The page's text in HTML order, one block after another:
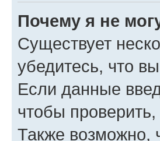
Почему я не
Существует
убедитесь, что
Если данные
чтобы
Также возможно,